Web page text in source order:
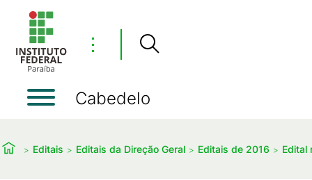
⋮
Cabedelo
Editais Editais da Direção Geral Editais de 2016 Edital